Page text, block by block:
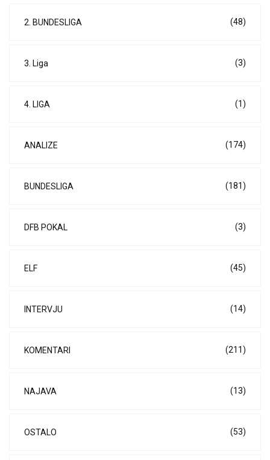
2. BUNDESLIGA (48)
3. Liga (3)
4. LIGA (1)
ANALIZE (174)
BUNDESLIGA (181)
DFB POKAL (3)
ELF (45)
INTERVJU (14)
KOMENTARI (211)
NAJAVA (13)
OSTALO (53)